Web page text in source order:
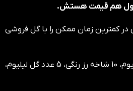
هم قیمت هستش.
کمترین زمان ممکن را با گل فروشی
تشکیل شده از: 5 شاخه آنتریوم، 10 شاخه رز رنگی، 5 عدد گل لیلیوم،